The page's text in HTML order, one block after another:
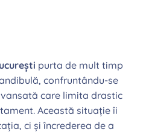
purta de mult timp
confruntându-se
care limita drastic
Această situație îi
ci și încrederea de a